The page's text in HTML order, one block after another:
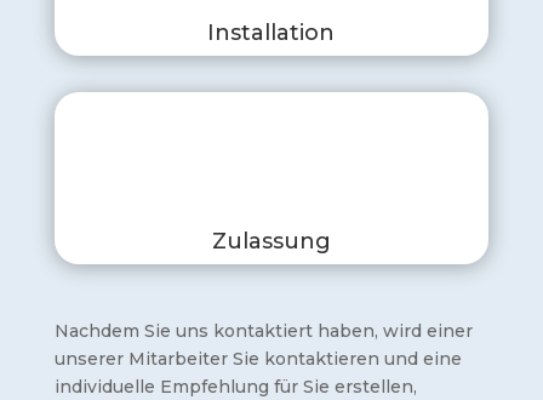
Installation
Zulassung
Nachdem Sie uns kontaktiert haben, wird einer
unserer Mitarbeiter Sie kontaktieren und eine
individuelle Empfehlung für Sie erstellen,